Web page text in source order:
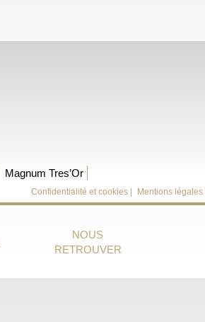
Magnum Tres’Or
Confidentialité et cookies | Mentions légales
NOUS
RETROUVER